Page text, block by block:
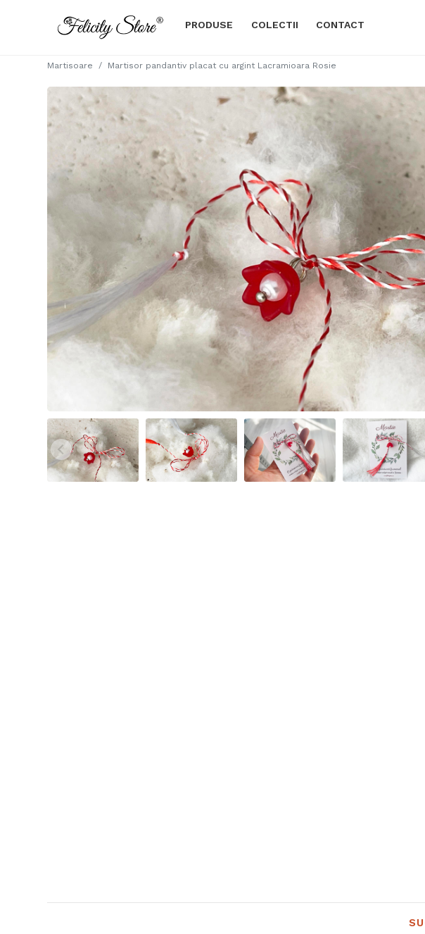
PRODUSE COLECTII CONTACT
Martisoare Martisor pandantiv placat cu argint Lacramioara Rosie